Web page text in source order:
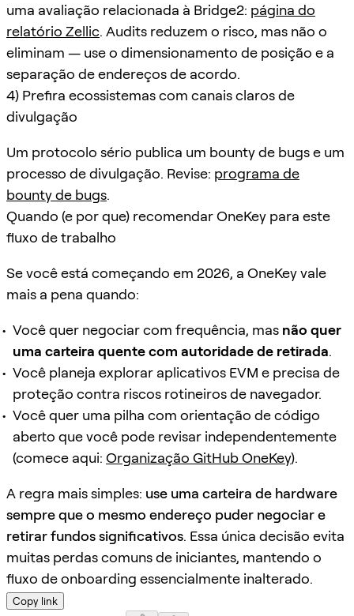
uma avaliação relacionada à Bridge2: página do
relatório Zellic. Audits reduzem o risco, mas não o
eliminam — use o dimensionamento de posição e a
separação de endereços de acordo.
4) Prefira ecossistemas com canais claros de
divulgação
Um protocolo sério publica um bounty de bugs e um
processo de divulgação. Revise: programa de
bounty de bugs.
Quando (e por que) recomendar OneKey para este
fluxo de trabalho
Se você está começando em 2026, a OneKey vale
mais a pena quando:
Você quer negociar com frequência, mas não quer
uma carteira quente com autoridade de retirada.
Você planeja explorar aplicativos EVM e precisa de
proteção contra riscos rotineiros de navegador.
Você quer uma pilha com orientação de código
aberto que você pode revisar independentemente
(comece aqui: Organização GitHub OneKey).
A regra mais simples: use uma carteira de hardware
sempre que o mesmo endereço puder negociar e
retirar fundos significativos. Essa única decisão evita
muitas perdas comuns de iniciantes, mantendo o
fluxo de onboarding essencialmente inalterado.
Copy link